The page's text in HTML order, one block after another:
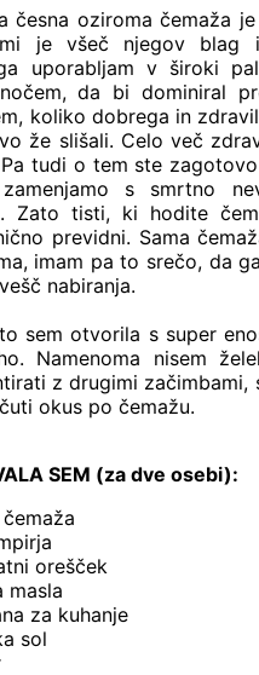
česna oziroma čemaža
je všeč njegov blag
uporabljam v široki
da bi dominiral
koliko dobrega in
že slišali. Celo več
tudi o tem ste
s smrtno
Zato tisti, ki hodite
previdni. Sama
imam pa to srečo, da
nabiranja.
sem otvorila s super
Namenoma nisem
z drugimi začimbami,
okus po čemažu.
SEM (za dve osebi):
orešček
masla
za kuhanje
sol